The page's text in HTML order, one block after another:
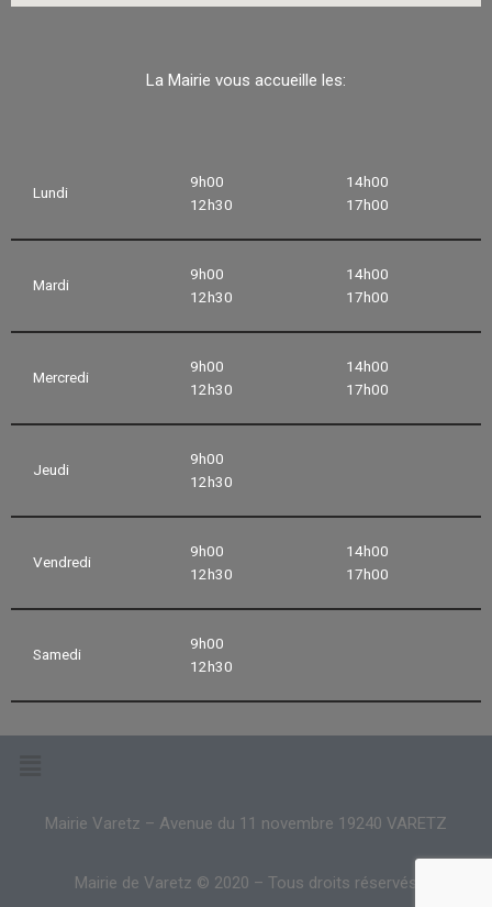
La Mairie vous accueille les:
Lundi
9h00
12h30
14h00
17h00
Mardi
9h00
12h30
14h00
17h00
Mercredi
9h00
12h30
14h00
17h00
Jeudi
9h00
12h30
Vendredi
9h00
12h30
14h00
17h00
Samedi
9h00
12h30
Mairie Varetz – Avenue du 11 novembre 19240 VARETZ
Mairie de Varetz © 2020 – Tous droits réservés